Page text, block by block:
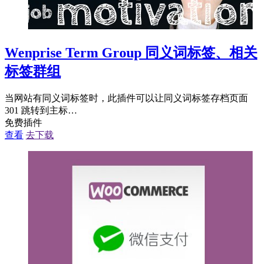
Wenprise Term Group 同义词标签、相关
标签群组
当网站有同义词标签时，此插件可以让同义词标签存档页面
301 跳转到主标…
免费插件
查看 去下载